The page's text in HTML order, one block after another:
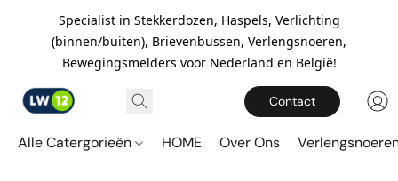
Specialist in Stekkerdozen, Haspels, Verlichting
(binnen/buiten), Brievenbussen, Verlengsnoeren,
Bewegingsmelders voor Nederland en België!
Contact
Alle Catergorieën HOME Over Ons